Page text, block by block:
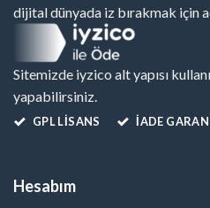
dijital dünyada iz bırakmak için
Sitemizde iyzico alt yapısı
yapabilirsiniz.
GPL LISANS İADE
Hesabım